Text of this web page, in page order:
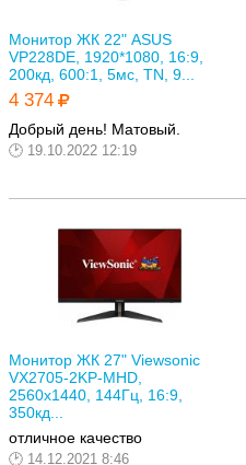
Монитор ЖК 22" ASUS
VP228DE, 1920*1080, 16:9,
200кд, 600:1, 5мс, TN, 9...
4 374
Добрый день! Матовый.
19.10.2022 12:19
Монитор ЖК 27" Viewsonic
VX2705-2KP-MHD,
2560x1440, 144Гц, 16:9,
350кд...
отличное качество
14.12.2021 8:46